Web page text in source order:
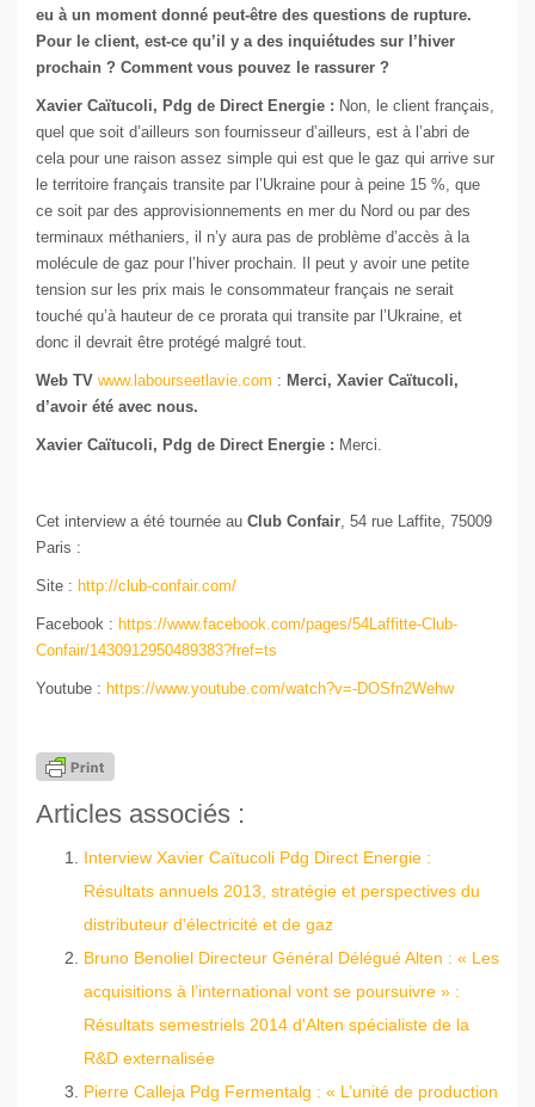
eu à un moment donné peut-être des questions de rupture.
Pour le client, est-ce qu’il y a des inquiétudes sur l’hiver
prochain ? Comment vous pouvez le rassurer ?
Xavier Caïtucoli, Pdg de Direct Energie : Non, le client français,
quel que soit d’ailleurs son fournisseur d’ailleurs, est à l’abri de
cela pour une raison assez simple qui est que le gaz qui arrive sur
le territoire français transite par l’Ukraine pour à peine 15 %, que
ce soit par des approvisionnements en mer du Nord ou par des
terminaux méthaniers, il n’y aura pas de problème d’accès à la
molécule de gaz pour l’hiver prochain. Il peut y avoir une petite
tension sur les prix mais le consommateur français ne serait
touché qu’à hauteur de ce prorata qui transite par l’Ukraine, et
donc il devrait être protégé malgré tout.
Web TV www.labourseetlavie.com : Merci, Xavier Caïtucoli,
d’avoir été avec nous.
Xavier Caïtucoli, Pdg de Direct Energie : Merci.
Cet interview a été tournée au Club Confair, 54 rue Laffite, 75009
Paris :
Site : http://club-confair.com/
Facebook : https://www.facebook.com/pages/54Laffitte-Club-
Confair/1430912950489383?fref=ts
Youtube : https://www.youtube.com/watch?v=-DOSfn2Wehw
Articles associés :
Interview Xavier Caïtucoli Pdg Direct Energie :
Résultats annuels 2013, stratégie et perspectives du
distributeur d'électricité et de gaz
Bruno Benoliel Directeur Général Délégué Alten : « Les
acquisitions à l’international vont se poursuivre » :
Résultats semestriels 2014 d'Alten spécialiste de la
R&D externalisée
Pierre Calleja Pdg Fermentalg : « L’unité de production